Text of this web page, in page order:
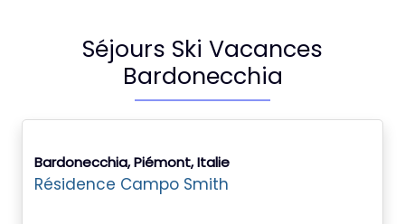
Séjours Ski Vacances
Bardonecchia
Bardonecchia, Piémont, Italie
Résidence Campo Smith